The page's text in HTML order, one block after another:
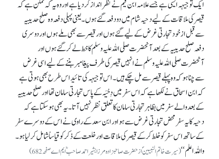
ایک توجیہہ ایسی ہے جسے علامہ ابن قیم نے نظر انداز کر دیا ہے اور وہ یہ کہ ممکن ہے کہ
قیصر کی ملاقات کے لیے دحیہ شام میں دو دفعہ گئے ہوں۔ یعنی پہلی دفعہ وہ صلح حدیبیہ
سے قبل از خود تجارتی غرض کے لیے گئے ہوں اور قیصر سے بھی ملے ہوں اور دوسری
دفعہ صلح حدیبیہ کے بعد آنحضرت صلی اللہ علیہ وسلم کاخط لے کر گئے ہوں اور
آنحضرت صلی اللہ علیہ وسلم نے انہیں قیصر کی طرف پیغامبر بننے کے لیے اسی غرض
سے چنا ہو کہ وہ پہلے قیصر سے مل چکے ہیں۔ اس توجیہہ کی تائید اس طرح بھی ہوتی ہے
کہ ابن اسحاق نے لکھا ہے کہ اس سفر میں دِحْیَہ کے پاس تجارتی سامان تھا اور صلح حدیبیہ
کے بعد والے سفر میں بظاہر تجارتی سامان کاتعلق نظر نہیں آتا۔ یہ بھی ہوسکتا ہے کہ
دحیہ کایہ سفر محض تجارتی غرض سے ہو اور ابن سعد کے راوی نے اس کے دوسرے سفر
کے ساتھ اس سفر کو خلط کر کے قیصر کی ملاقات اور خلعت کے ذکر کو قیاساً شامل کرلیا ہو۔
واللہ اعلم‘‘(سیرت خاتم النبیینؐ از حضرت صاحبزادہ مرزا بشیر احمد صاحبؓ ایم اے صفحہ 682)